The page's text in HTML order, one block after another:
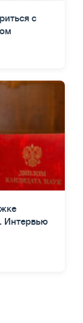
с
Интервью